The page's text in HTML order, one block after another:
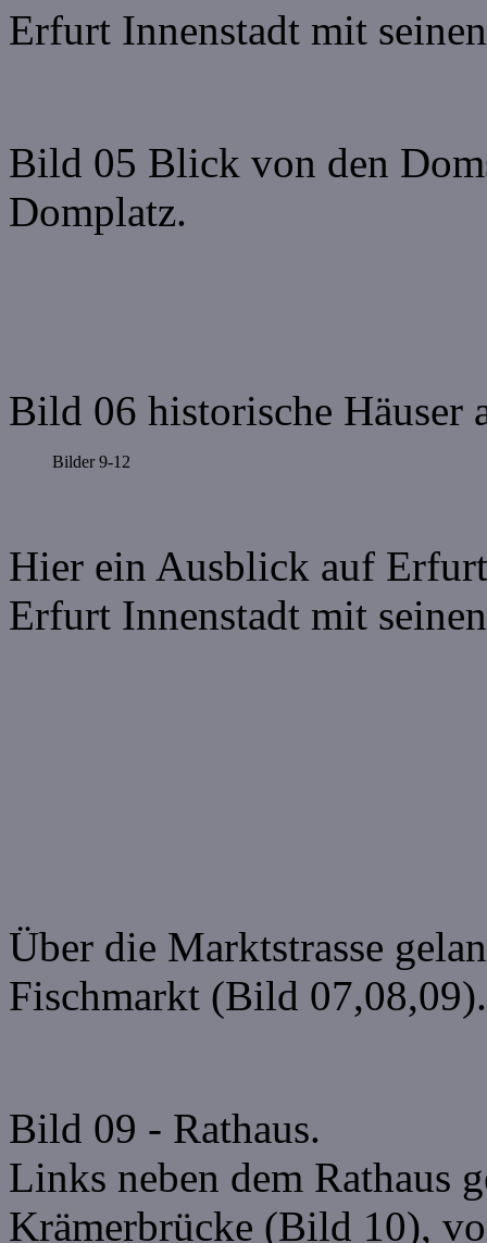
Erfurt Innenstadt mit
Bild 05 Blick von den
Domplatz.
Bild 06 historische Häuser
Bilder 9-12
Hier ein Ausblick auf
Erfurt Innenstadt mit
Über die Marktstrasse
Fischmarkt (Bild 07,08,09).
Bild 09 - Rathaus.
Links neben dem Rathaus
Krämerbrücke (Bild 10),